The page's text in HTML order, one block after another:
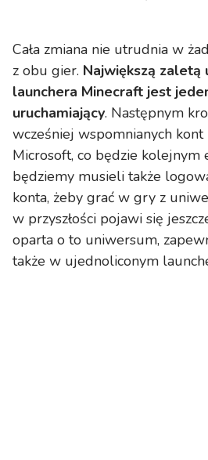
Cała zmiana nie utrudnia w
z obu gier. Największą zaletą
launchera Minecraft jest
uruchamiający. Następnym
wcześniej wspomnianych
Microsoft, co będzie
będziemy musieli także
konta, żeby grać w gry z
w przyszłości pojawi się
oparta o to uniwersum,
także w ujednoliconym